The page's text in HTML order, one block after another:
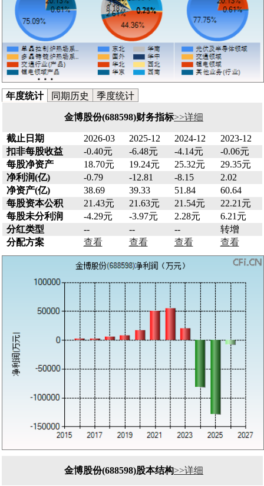
年度统计 同期历史 季度统计
金博股份(688598)财务指标>>详细
截止日期 2026-03 2025-12 2024-12
2023-12
扣非每股收益
-0.40元 -6.48元 -4.14元
-0.06元
每股净资产
18.70元 19.24元 25.32元
29.35元
净利润(亿)
-0.79 -12.81 -8.15
2.02
净资产(亿)
38.69 39.33 51.84
60.64
每股资本公积
21.43元 21.63元 21.54元
22.21元
每股未分利润
-4.29元 -3.97元 2.28元
6.21元
分红类型
-- -- --
转增
分配方案
查看 查看 查看 查看
金博股份(688598)股本结构>>详细